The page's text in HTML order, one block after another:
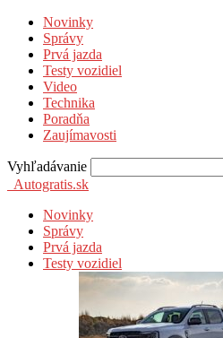
Novinky
Správy
Prvá jazda
Testy vozidiel
Video
Technika
Poradňa
Zaujímavosti
Vyhľadávanie
Autogratis.sk
Novinky
Správy
Prvá jazda
Testy vozidiel